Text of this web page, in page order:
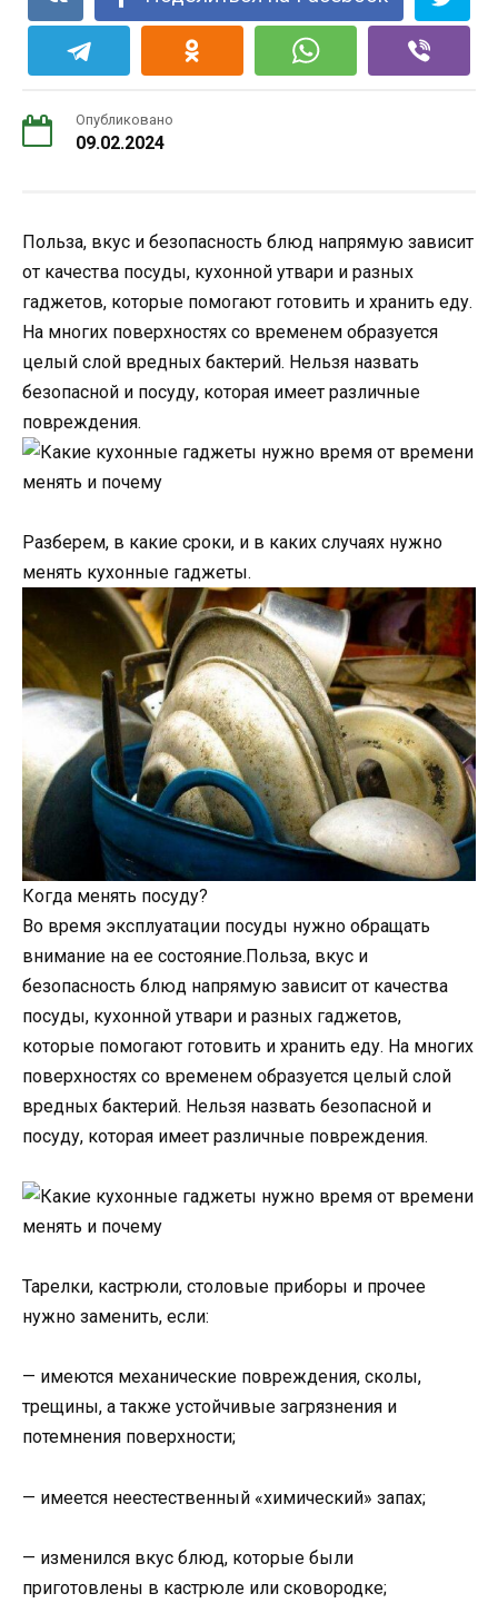
Опубликовано
09.02.2024
Польза, вкус и безопасность блюд напрямую зависит
от качества посуды, кухонной утвари и разных
гаджетов, которые помогают готовить и хранить еду.
На многих поверхностях со временем образуется
целый слой вредных бактерий. Нельзя назвать
безопасной и посуду, которая имеет различные
повреждения.
Разберем, в какие сроки, и в каких случаях нужно
менять кухонные гаджеты.
Когда менять посуду?
Во время эксплуатации посуды нужно обращать
внимание на ее состояние.Польза, вкус и
безопасность блюд напрямую зависит от качества
посуды, кухонной утвари и разных гаджетов,
которые помогают готовить и хранить еду. На многих
поверхностях со временем образуется целый слой
вредных бактерий. Нельзя назвать безопасной и
посуду, которая имеет различные повреждения.
Тарелки, кастрюли, столовые приборы и прочее
нужно заменить, если:
— имеются механические повреждения, сколы,
трещины, а также устойчивые загрязнения и
потемнения поверхности;
— имеется неестественный «химический» запах;
— изменился вкус блюд, которые были
приготовлены в кастрюле или сковородке;